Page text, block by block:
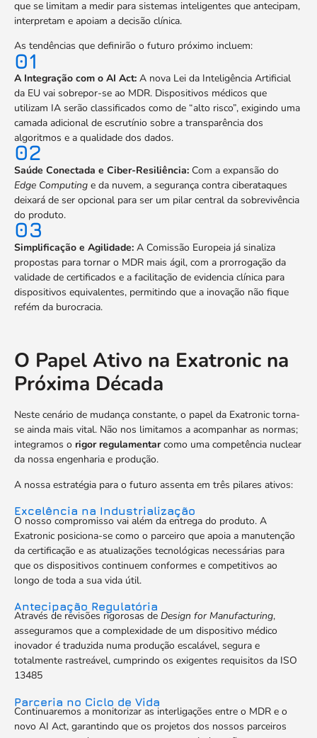
que se limitam a medir para sistemas inteligentes que antecipam,
interpretam e apoiam a decisão clínica.
As tendências que definirão o futuro próximo incluem:
01
A Integração com o AI Act: A nova Lei da Inteligência Artificial
da EU vai sobrepor-se ao MDR. Dispositivos médicos que
utilizam IA serão classificados como de “alto risco”, exigindo uma
camada adicional de escrutínio sobre a transparência dos
algoritmos e a qualidade dos dados.
02
Saúde Conectada e Ciber-Resiliência: Com a expansão do
Edge Computing e da nuvem, a segurança contra ciberataques
deixará de ser opcional para ser um pilar central da sobrevivência
do produto.
03
Simplificação e Agilidade: A Comissão Europeia já sinaliza
propostas para tornar o MDR mais ágil, com a prorrogação da
validade de certificados e a facilitação de evidencia clínica para
dispositivos equivalentes, permitindo que a inovação não fique
refém da burocracia.
O Papel Ativo na Exatronic na
Próxima Década
Neste cenário de mudança constante, o papel da Exatronic torna-
se ainda mais vital. Não nos limitamos a acompanhar as normas;
integramos o rigor regulamentarcomo uma competência nuclear
da nossa engenharia e produção.
A nossa estratégia para o futuro assenta em três pilares ativos:
Excelência na Industrialização
O nosso compromisso vai além da entrega do produto. A
Exatronic posiciona-se como o parceiro que apoia a manutenção
da certificação e as atualizações tecnológicas necessárias para
que os dispositivos continuem conformes e competitivos ao
longo de toda a sua vida útil.
Antecipação Regulatória
Através de revisões rigorosas de Design for Manufacturing,
asseguramos que a complexidade de um dispositivo médico
inovador é traduzida numa produção escalável, segura e
totalmente rastreável, cumprindo os exigentes requisitos da ISO
13485
Parceria no Ciclo de Vida
Continuaremos a monitorizar as interligações entre o MDR e o
novo AI Act, garantindo que os projetos dos nossos parceiros